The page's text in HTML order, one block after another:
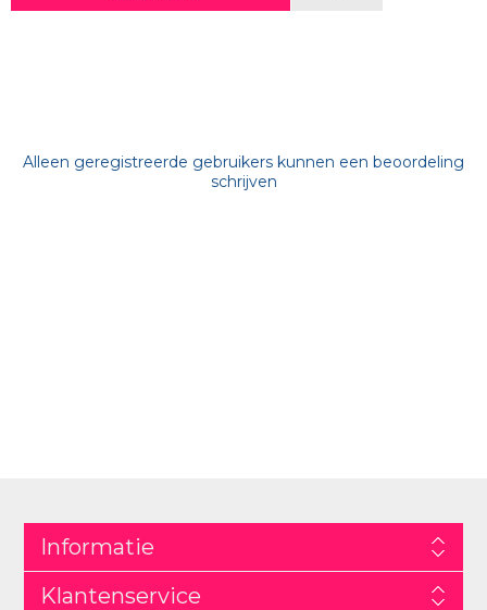
Alleen geregistreerde gebruikers kunnen een beoordeling
schrijven
Informatie
Klantenservice